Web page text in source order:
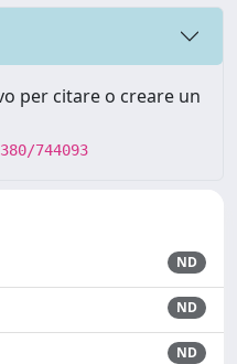
per citare o creare un
744093
ND
ND
ND